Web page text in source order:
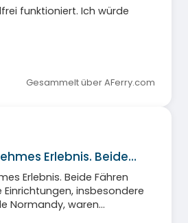
funktioniert. Ich würde
Gesammelt über AFerry.com
Erlebnis. Beide…
Erlebnis. Beide Fähren
Einrichtungen, insbesondere
Normandy, waren